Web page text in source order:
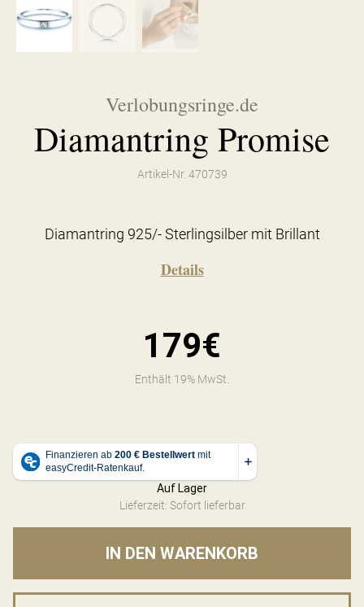
Verlobungsringe.de
Diamantring Promise
Artikel-Nr. 470739
Diamantring 925/- Sterlingsilber mit Brillant
Details
179€
Enthält 19% MwSt.
Auf Lager
Lieferzeit: Sofort lieferbar
IN DEN WARENKORB